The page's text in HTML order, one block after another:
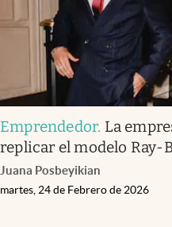
Emprendedor. La
replicar el modelo Ray-
Juana Posbeyikian
martes, 24 de Febrero de 2026